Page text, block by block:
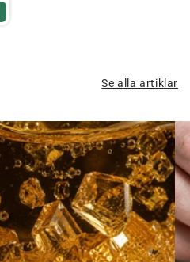
Se alla artiklar